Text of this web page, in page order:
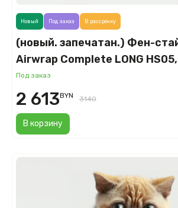
(новый. запечатан.) Фен-
Airwrap Complete LONG HS05,
лазурь/топаз (Prussian Blue/
Orange)
Под заказ
В корзину
Новый Под заказ В рассрочку
2 613BYN 3140